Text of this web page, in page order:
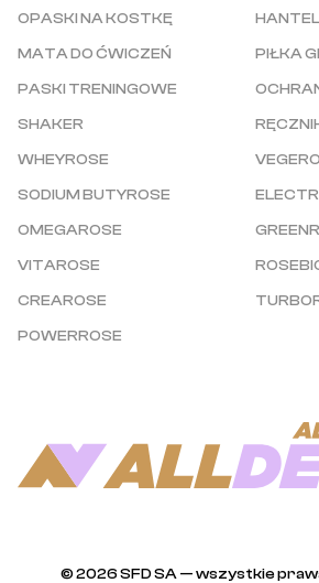
OPASKI NA KOSTKĘ
HANTEL
MATA DO ĆWICZEŃ
PIŁKA
PASKI TRENINGOWE
SHAKER
WHEYROSE
SODIUM BUTYROSE
OMEGAROSE
VITAROSE
CREAROSE
POWERROSE
© 2026 SFD SA — wszystkie